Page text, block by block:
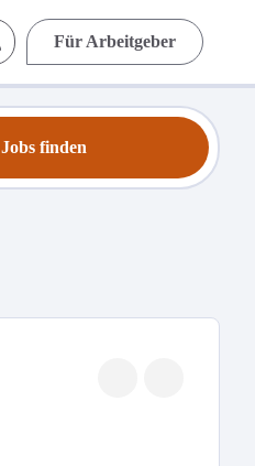
Für Arbeitgeber
Jobs finden